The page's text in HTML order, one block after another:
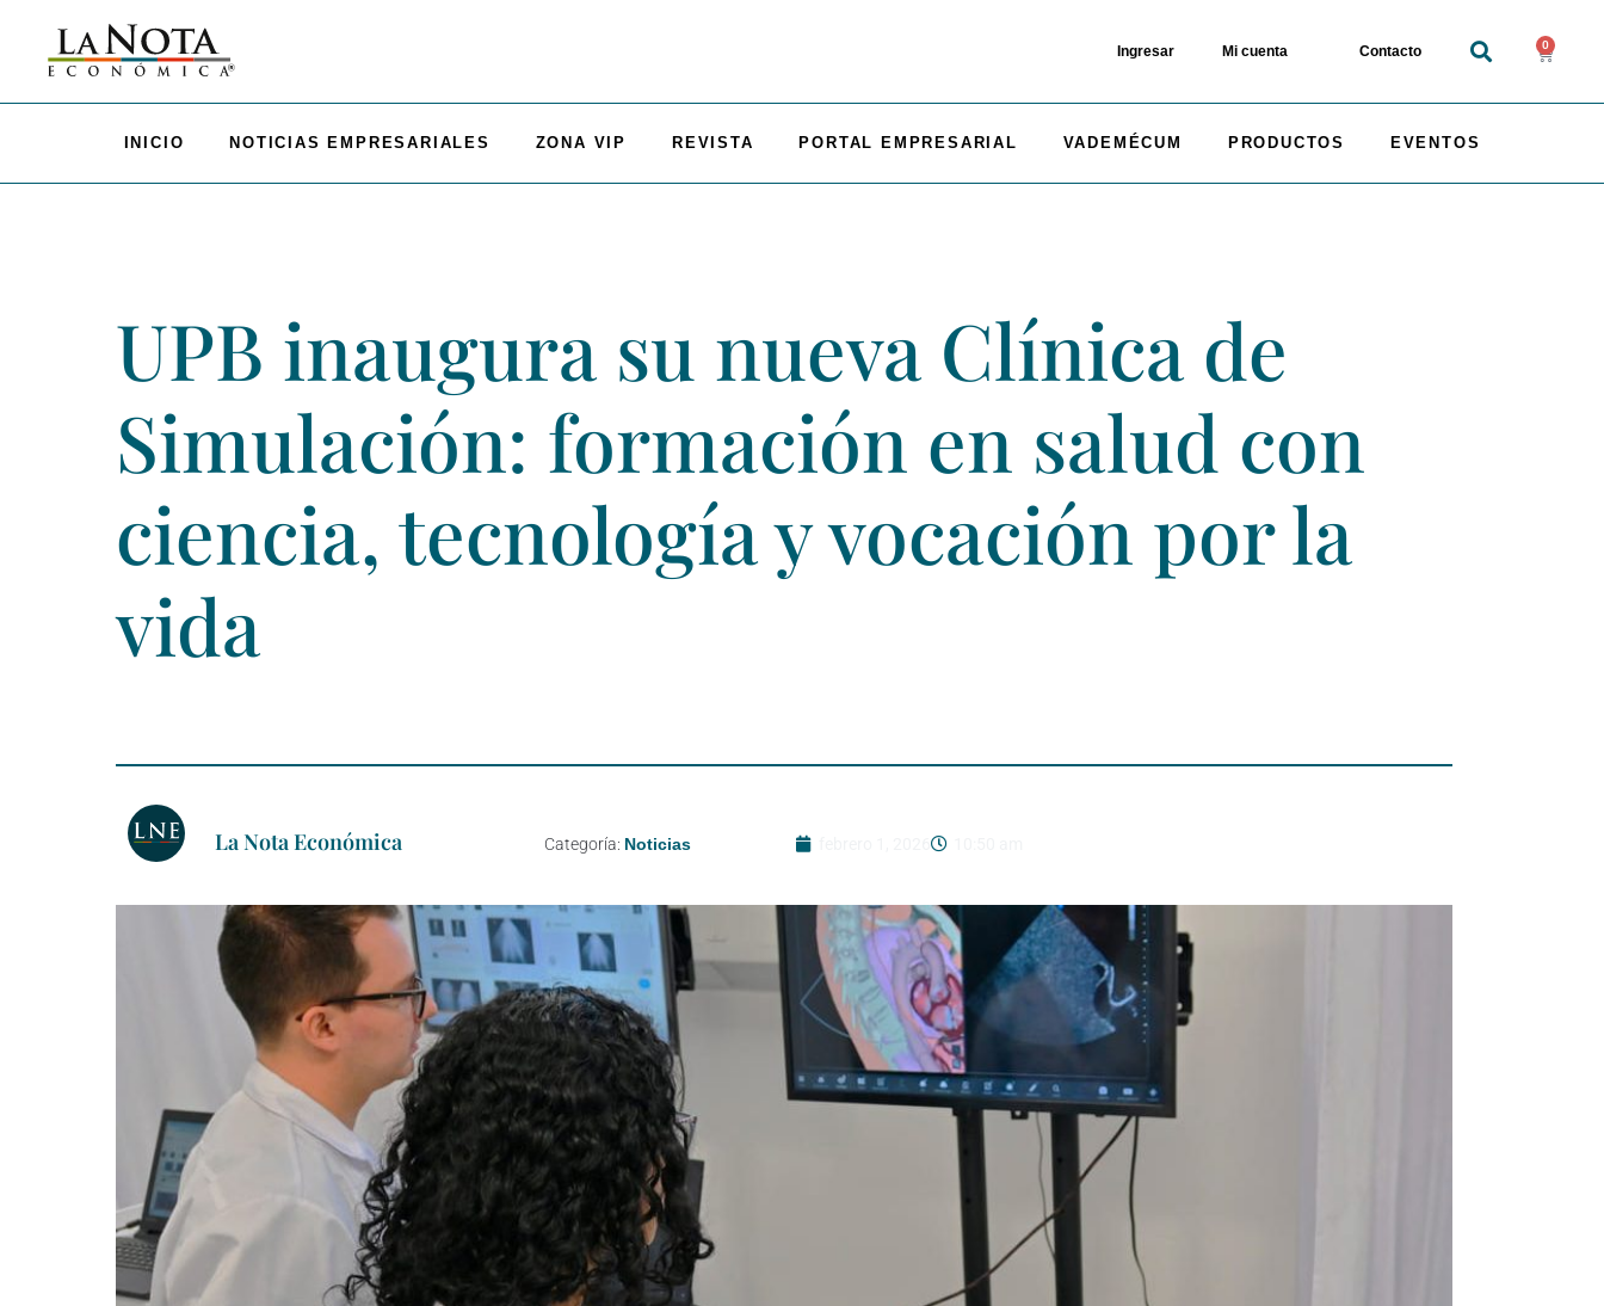
Ingresar Mi cuenta Contacto 0
INICIO NOTICIAS EMPRESARIALES ZONA VIP REVISTA PORTAL EMPRESARIAL VADEMÉCUM PRODUCTOS EVENTOS
UPB inaugura su nueva Clínica de
Simulación: formación en salud con
ciencia, tecnología y vocación por la
vida
La Nota Económica Categoría: Noticias